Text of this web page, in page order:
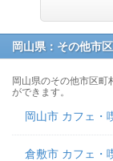
岡山県：その他市
岡山県のその他市区町
ができます。
岡山市 カフェ・
倉敷市 カフェ・